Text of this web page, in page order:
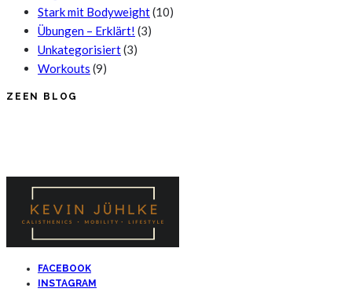
Stark mit Bodyweight(10)
Übungen – Erklärt! (3)
Unkategorisiert(3)
Workouts (9)
ZEEN BLOG
FACEBOOK
INSTAGRAM